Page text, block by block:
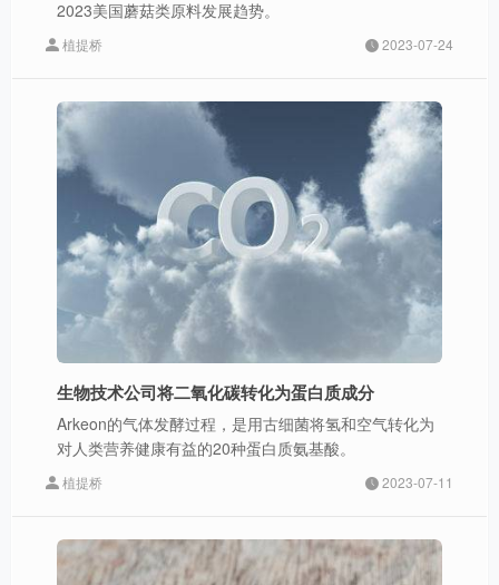
2023美国蘑菇类原料发展趋势。
植提桥 2023-07-24
生物技术公司将二氧化碳转化为蛋白质成分
Arkeon的气体发酵过程，是用古细菌将氢和空气转化为
对人类营养健康有益的20种蛋白质氨基酸。
植提桥 2023-07-11